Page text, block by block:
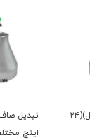
تبدیل صاف(استیل)(۲۲
اینچ